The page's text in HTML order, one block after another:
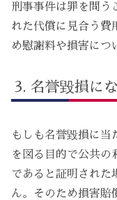
刑事事件は罪を問う
れた代償に見合う費
め慰謝料や損害につ
名誉毀損に
もしも名誉毀損に当
を図る目的で公共の
であると証明された
ん。そのため損害賠